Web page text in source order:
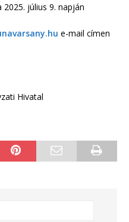
július 9. napján
e-mail címen
Hivatal